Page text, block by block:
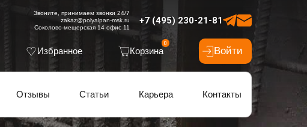
+7 (495) 230-21-81
Звоните, принимаем звонки 24/7
zakaz@polyalpan-msk.ru
Соколово-мещерская 14 офис 11
Избранное Корзина
0
Войти
Отзывы Статьи Карьера Контакты